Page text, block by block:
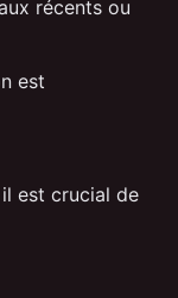
récents ou
est
est crucial de